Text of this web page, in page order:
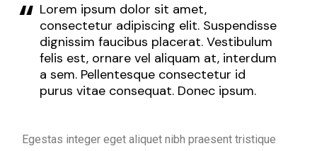
Lorem ipsum dolor sit amet,
consectetur adipiscing elit. Suspendisse
dignissim faucibus placerat. Vestibulum
felis est, ornare vel aliquam at, interdum
a sem. Pellentesque consectetur id
purus vitae consequat. Donec ipsum.
Egestas integer eget aliquet nibh praesent tristique